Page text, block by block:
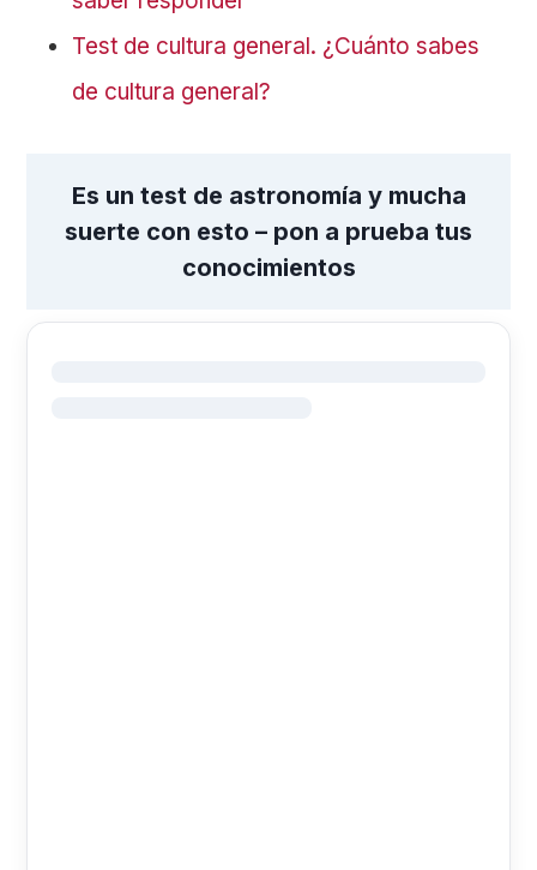
Test de cultura general. ¿Cuánto sabes
de cultura general?
Es un test de astronomía y mucha
suerte con esto – pon a prueba tus
conocimientos